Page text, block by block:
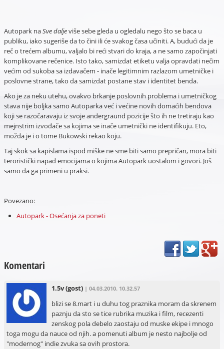
Autopark naSve daljeviše sebe gleda u ogledalu nego što se baca u
publiku, iako sugeriše da to čini ili će svakog časa učiniti. A, budući da je
reč o trećem albumu, valjalo bi reći stvari do kraja, a ne samo započinjati
komplikovane rečenice. Isto tako, samizdat etiketu valja opravdati nečim
većim od sukoba sa izdavačem - inače legitimnim razlazom umetničke i
poslovne strane, tako da samizdat postane stav i identitet benda.
Ako je za neku utehu, ovakvo brkanje poslovnih problema i umetničkog
stava nije boljka samo Autoparka već i većine novih domaćih bendova
koji se razočaravaju iz svoje andergraund pozicije što ih ne tretiraju kao
mejnstrim izvođače sa kojima se inače umetnički ne identifikuju. Eto,
možda je i o tome Bukowski rekao koju.
Taj skok sa kapislama ispod miške ne sme biti samo prepričan, mora biti
teroristički napad emocijama o kojima Autopark uostalom i govori. Još
samo da ga primeni u praksi.
Povezano:
Autopark - Osećanja za poneti
Komentari
1.5v(gost) | 04.03.2010. 10.32.57
blizi se 8.mart i u duhu tog praznika moram da skrenem
paznju da sto se tice rubrika muzika i film, recezenti
zenskog pola debelo zaostaju od muske ekipe i mnogo
toga mogu da nauce od njih. a pomenuti album je nesto najbolje od
"modernog" indie zvuka sa ovih prostora.